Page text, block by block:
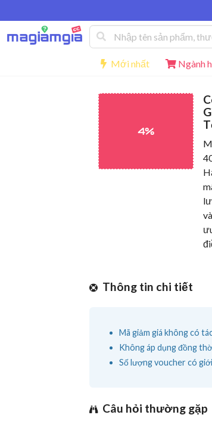
Mới nhất Ngành
4%
Thông tin chi tiết
Mã giảm giá không có
Không áp dụng đồng
Số lượng voucher có
Câu hỏi thường gặp